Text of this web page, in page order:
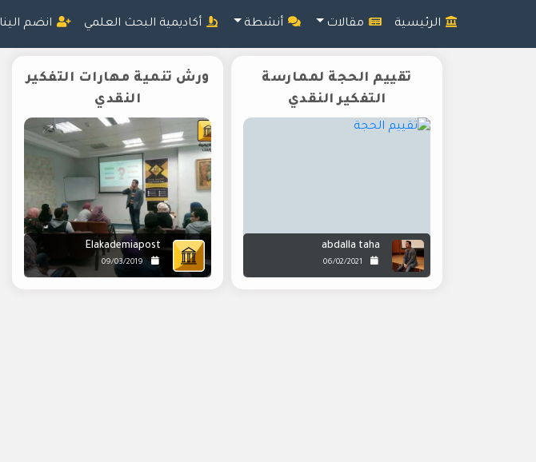
الرئيسية مقالات أنشطة أكاديمية البحث العلمي انضم الينا
تقييم الحجة لممارسة
التفكير النقدي
abdalla taha
06/02/2021
ورش تنمية مهارات التفكير
النقدي
Elakademiapost
09/03/2019